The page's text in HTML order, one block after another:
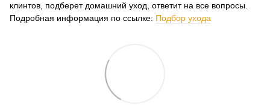
клинтов, подберет домашний уход, ответит на все вопросы.
Подробная информация по ссылке: Подбор ухода